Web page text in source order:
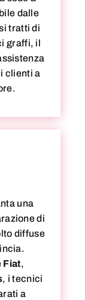
dalle
tratti di
graffi, il
clienti a
una
di
diffuse
Fiat,
, i tecnici
a